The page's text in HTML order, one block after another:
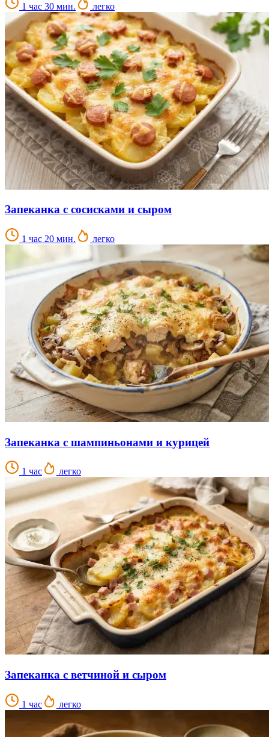
1 час 30 мин. легко
Запеканка с сосисками и сыром
1 час 20 мин. легко
Запеканка с шампиньонами и курицей
1 час легко
Запеканка с ветчиной и сыром
1 час легко